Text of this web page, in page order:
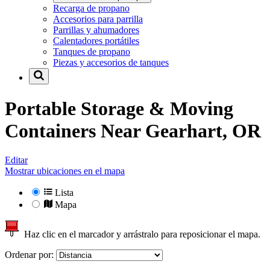
Recarga de propano
Accesorios para parrilla
Parrillas y ahumadores
Calentadores portátiles
Tanques de propano
Piezas y accesorios de tanques
Portable Storage & Moving
Containers Near Gearhart, OR
Editar
Mostrar ubicaciones en el mapa
Lista
Mapa
Haz clic en el marcador y arrástralo para reposicionar el mapa.
Ordenar por: